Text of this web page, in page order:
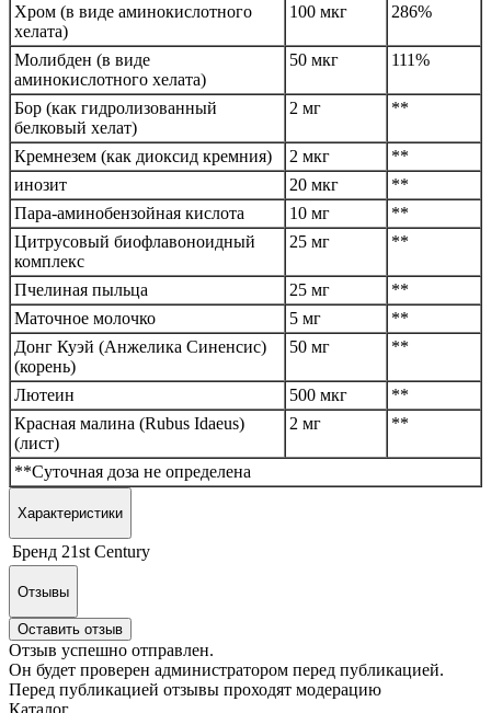
Хром (в виде аминокислотного
хелата)
100 мкг 286%
Молибден (в виде
аминокислотного хелата)
50 мкг 111%
Бор (как гидролизованный
белковый хелат)
2 мг **
Кремнезем (как диоксид кремния) 2 мкг
**
инозит
20 мкг
**
Пара-аминобензойная кислота
10 мг
**
Цитрусовый биофлавоноидный
комплекс
25 мг **
Пчелиная пыльца 25 мг
**
Маточное молочко
5 мг
**
Донг Куэй (Анжелика Синенсис)
(корень)
50 мг **
Лютеин 500 мкг
**
Красная малина (Rubus Idaeus)
(лист)
2 мг **
**Суточная доза не определена
Характеристики
Бренд 21st Century
Отзывы
Оставить отзыв
Отзыв успешно отправлен.
Он будет проверен администратором перед публикацией.
Перед публикацией отзывы проходят модерацию
Каталог